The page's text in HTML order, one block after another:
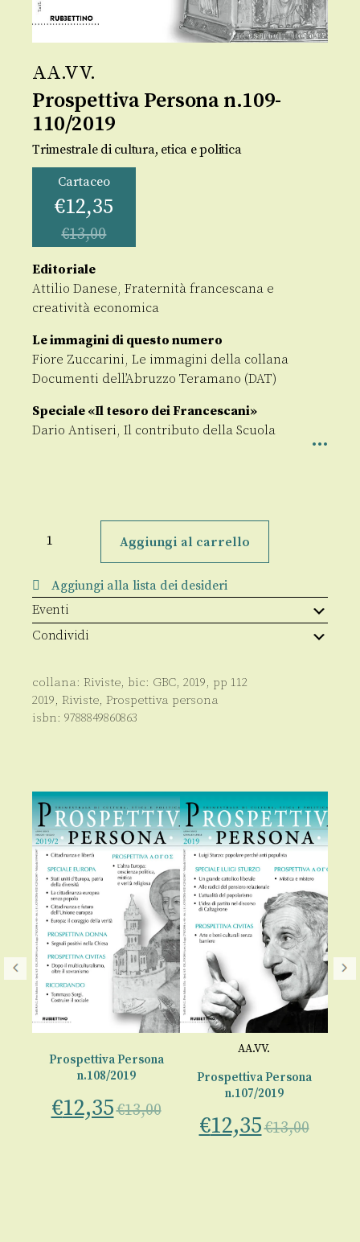
AA.VV.
Prospettiva Persona n.109-
110/2019
Trimestrale di cultura, etica e politica
Cartaceo
€12,35
€13,00
Editoriale
Attilio Danese, Fraternità francescana e
creatività economica
Le immagini di questo numero
Fiore Zuccarini, Le immagini della collana
Documenti dell’Abruzzo Teramano (DAT)
Speciale «Il tesoro dei Francescani»
Dario Antiseri, Il contributo della Scuola
Persona
quantità
Aggiungi al carrello
Aggiungi alla lista dei desideri
Eventi
Condividi
collana: Riviste, bic: GBC, 2019, pp 112
2019, Riviste, Prospettiva persona
isbn: 9788849860863
Prospettiva Persona
n.108/2019
€12,35€13,00
AA.VV.
Prospettiva Persona
n.107/2019
€12,35€13,00